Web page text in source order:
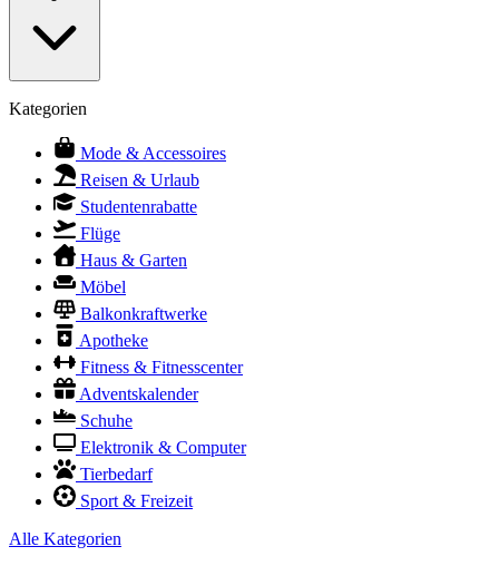
Kategorien
Mode & Accessoires
Reisen & Urlaub
Studentenrabatte
Flüge
Haus & Garten
Möbel
Balkonkraftwerke
Apotheke
Fitness & Fitnesscenter
Adventskalender
Schuhe
Elektronik & Computer
Tierbedarf
Sport & Freizeit
Alle Kategorien